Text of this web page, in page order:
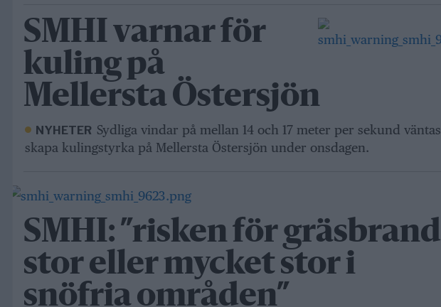
SMHI varnar för
kuling på
Mellersta Östersjön
NYHETER Sydliga vindar på mellan 14 och 17 meter per sekund väntas
skapa kulingstyrka på Mellersta Östersjön under onsdagen.
SMHI: ”risken för gräsbrand
stor eller mycket stor i
snöfria områden”